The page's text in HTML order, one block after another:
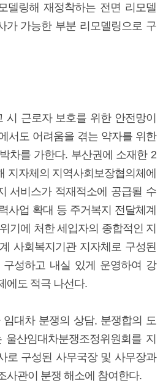
델링해 재정착하는 전면 리모델
가 가능한 부분 리모델링으로 구
시 근로자 보호를 위한 안전망이
서도 어려움을 겪는 약자를 위한
차를 가한다. 부산권에 소재한 2
지자체의 지역사회보장협의체에
서비스가 적재적소에 공급될 수
사업 확대 등 주거복지 전달체계
기에 처한 세입자의 종합적인 지
사회복지기관 지자체로 구성된
구성하고 내실 있게 운영하여 강
에도 적극 나선다.
대차 분쟁의 상담, 분쟁합의 도
산임대차분쟁조정위원회를 지
로 구성된 사무국장 및 사무장과
사관이 분쟁 해소에 참여한다.